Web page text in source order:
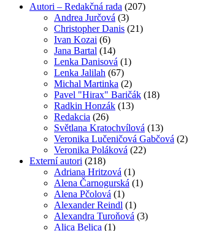
Autori – Redakčná rada (207)
Andrea Jurčová (3)
Christopher Danis (21)
Ivan Kozai (6)
Jana Bartal (14)
Lenka Danisová (1)
Lenka Jalilah (67)
Michal Martinka (2)
Pavel "Hirax" Baričák (18)
Radkin Honzák (13)
Redakcia (26)
Světlana Kratochvílová (13)
Veronika Lučeničová Gabčová (2)
Veronika Poláková (22)
Externí autori (218)
Adriana Hritzová (1)
Alena Čarnogurská (1)
Alena Pčolová (1)
Alexander Reindl (1)
Alexandra Turoňová (3)
Alica Belica (1)